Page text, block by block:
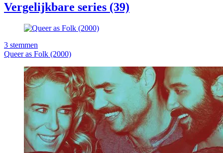
Vergelijkbare series (39)
3 stemmen
Queer as Folk (2000)